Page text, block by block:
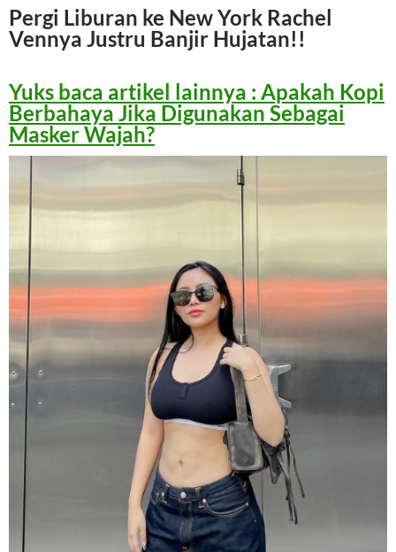
Pergi Liburan ke New York Rachel
Vennya Justru Banjir Hujatan!!
Yuks baca artikel lainnya : Apakah Kopi
Berbahaya Jika Digunakan Sebagai
Masker Wajah?